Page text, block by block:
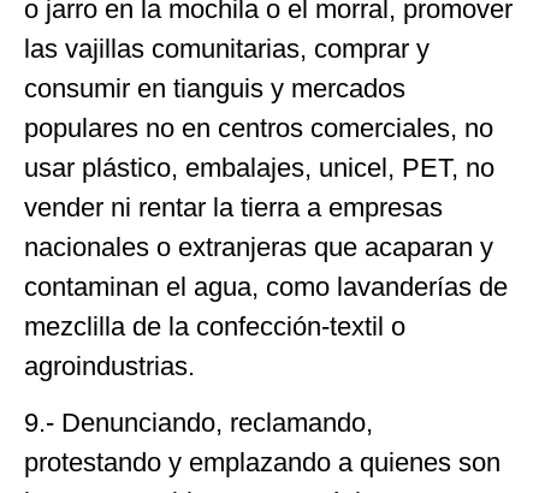
o jarro en la mochila o el morral, promover
las vajillas comunitarias, comprar y
consumir en tianguis y mercados
populares no en centros comerciales, no
usar plástico, embalajes, unicel, PET, no
vender ni rentar la tierra a empresas
nacionales o extranjeras que acaparan y
contaminan el agua, como lavanderías de
mezclilla de la confección-textil o
agroindustrias.
9.- Denunciando, reclamando,
protestando y emplazando a quienes son